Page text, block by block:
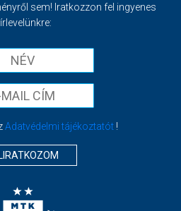
sem! Iratkozzon fel ingyenes
Adatvédelmi tájékoztatót!